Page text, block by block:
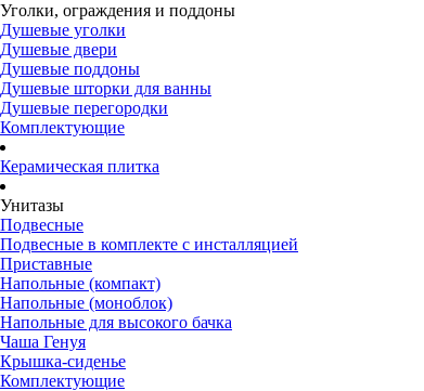
Уголки, ограждения и поддоны
Душевые уголки
Душевые двери
Душевые поддоны
Душевые шторки для ванны
Душевые перегородки
Комплектующие
Керамическая плитка
Унитазы
Подвесные
Подвесные в комплекте с инсталляцией
Приставные
Напольные (компакт)
Напольные (моноблок)
Напольные для высокого бачка
Чаша Генуя
Крышка-сиденье
Комплектующие